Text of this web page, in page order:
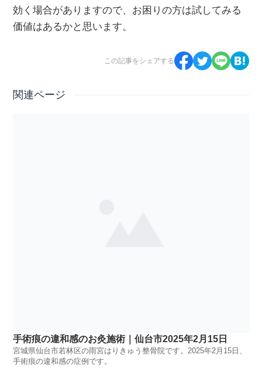
効く場合がありますので、お困りの方は試してみる
価値はあるかと思います。
この記事をシェアする
関連ページ
手術痕の違和感のお灸施術｜仙台市2025年2月15日
宮城県仙台市若林区の雨宮はりきゅう整骨院です。2025年2月15日、
手術痕の違和感の症例です。